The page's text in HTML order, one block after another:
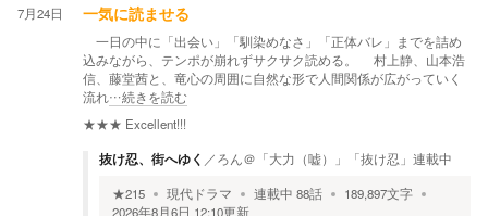
7月24日 一気に読ませる
一日の中に「出会い」「馴染めなさ」「正体バレ」までを詰め
込みながら、テンポが崩れずサクサク読める。 村上静、山本浩
信、藤堂茜と、竜心の周囲に自然な形で人間関係が広がっていく
流れ…続きを読む
★★★ Excellent!!!
抜け忍、街へゆく ／ろん＠「大力（嘘）」「抜け忍」連載中
★215 現代ドラマ 連載中 88話 189,897文字
2026年8月6日 12:10更新